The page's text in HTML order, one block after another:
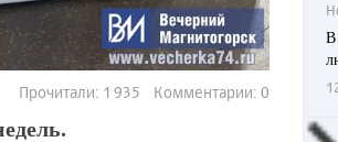
Прочитали: 1 935 Комментарии: 0
В